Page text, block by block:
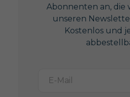
Abonnenten an, die
unseren
Kostenlos und